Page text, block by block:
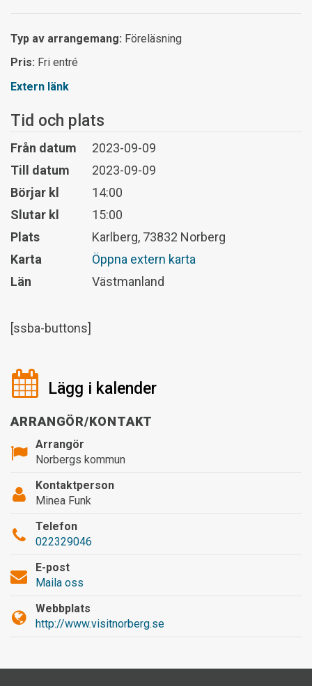
Typ av arrangemang: Föreläsning
Pris: Fri entré
Extern länk
Tid och plats
Från datum
2023-09-09
Till datum
2023-09-09
Börjar kl
14:00
Slutar kl
15:00
Plats
Karlberg, 73832 Norberg
Karta
Öppna extern karta
Län
Västmanland
[ssba-buttons]
Lägg i kalender
ARRANGÖR/KONTAKT
Arrangör
Norbergs kommun
Kontaktperson
Minea Funk
Telefon
022329046
E-post
Maila oss
Webbplats
http://www.visitnorberg.se